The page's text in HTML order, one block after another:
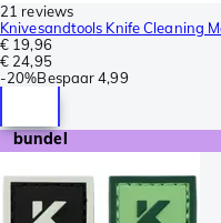
21 reviews
Knivesandtools Knife Cleaning
€ 19,96
€ 24,95
-20%Bespaar 4,99
bundel